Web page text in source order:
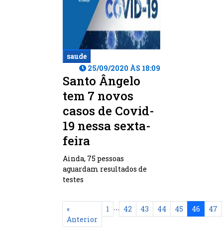
saude
25/09/2020 ÀS 18:09
Santo Ângelo
tem 7 novos
casos de Covid-
19 nessa sexta-
feira
Ainda, 75 pessoas
aguardam resultados de
testes
«
Anterior
1 ... 42 43 44 45 46 47